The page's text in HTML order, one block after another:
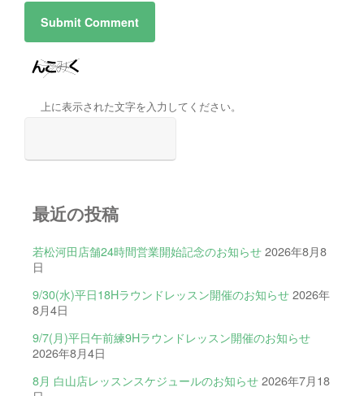
上に表示された文字を入力してください。
最近の投稿
若松河田店舗24時間営業開始記念のお知らせ 2026年8月8
日
9/30(水)平日18Hラウンドレッスン開催のお知らせ 2026年
8月4日
9/7(月)平日午前練9Hラウンドレッスン開催のお知らせ
2026年8月4日
8月 白山店レッスンスケジュールのお知らせ 2026年7月18